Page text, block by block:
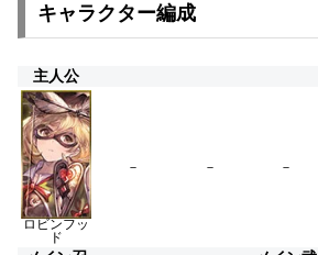
キャラクター編成
主人公
ロビンフッ
ド
－ － －